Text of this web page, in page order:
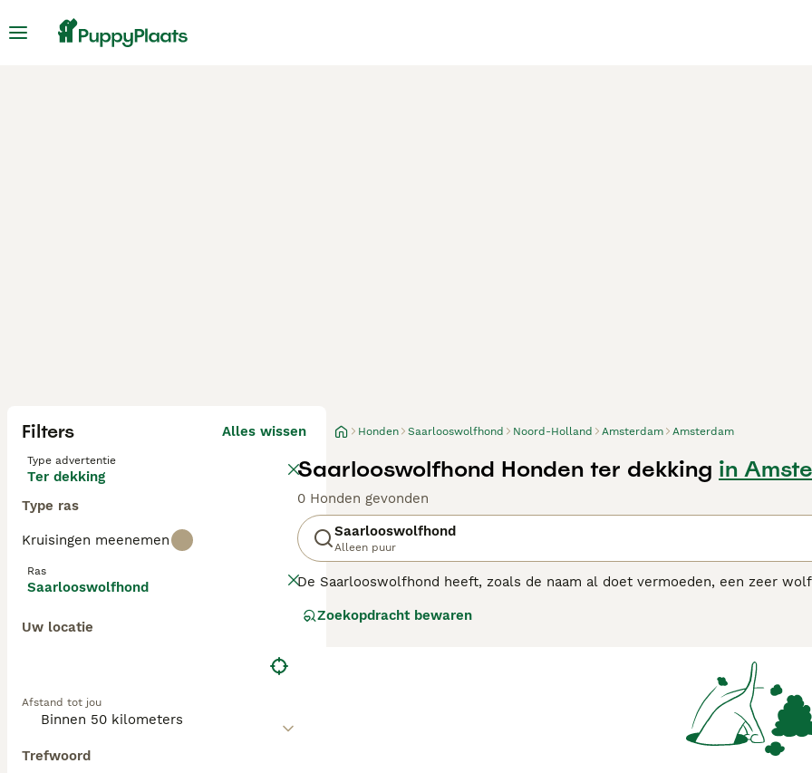
Filters Alles wissen
Type advertentie
Ter dekking
Type ras
Kruisingen meenemen
Ras
Saarlooswolfhond
Uw locatie
Afstand tot jou
Trefwoord
Honden Saarlooswolfhond Noord-Holland Amsterdam Amsterdam
Saarlooswolfhond Honden ter dekking in
0 Honden gevonden
Saarlooswolfhond
Alleen puur
De Saarlooswolfhond heeft, zoals de naam al doet vermoeden, een zeer
gedrag.
Zoekopdracht bewaren